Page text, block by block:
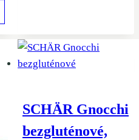
SCHÄR Gnocchi
bezgluténové,